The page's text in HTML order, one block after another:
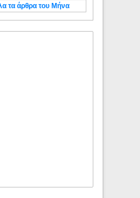
τα άρθρα του Μήνα